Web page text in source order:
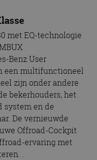
met EQ-technologie
Benz User
een multifunctioneel
zijn onder andere
bekerhouders, het
system en de
De vernieuwde
Offroad-Cockpit
ervaring met
.